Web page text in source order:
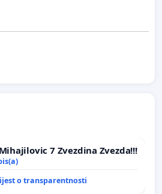
7 Zvezdina Zvezda!!!
o transparentnosti